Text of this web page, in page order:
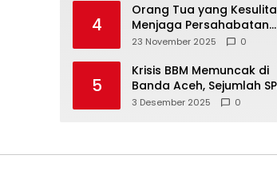
4
Orang Tua yang
Menjaga Persahabatan
Biasanya Lakukan 8 Hal Ini
23 November 2025 0
5
Krisis BBM Memuncak di
Banda Aceh, Sejumlah
Tutup Total
3 Desember 2025 0